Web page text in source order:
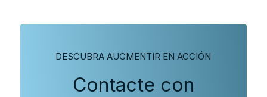
DESCUBRA AUGMENTIR EN ACCIÓN
Contacte con